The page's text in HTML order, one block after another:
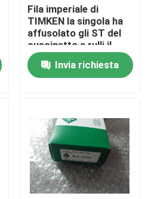
Fila imperiale di
TIMKEN la singola ha
affusolato gli ST del
cuscinetto a rulli il
74525/74850 di
acciaio timbrato
Invia richiesta